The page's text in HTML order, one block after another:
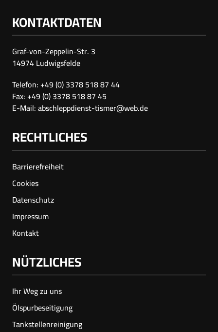
KONTAKTDATEN
Graf-von-Zeppelin-Str. 3
14974 Ludwigsfelde
Telefon: +49 (0) 3378 518 87 44
Fax: +49 (0) 3378 518 87 45
E-Mail:abschleppdienst-tismer@web.de
RECHTLICHES
Barrierefreiheit
Cookies
Datenschutz
Impressum
Kontakt
NÜTZLICHES
Ihr Weg zu uns
Ölspur­beseitigung
Tankstellenreinigung